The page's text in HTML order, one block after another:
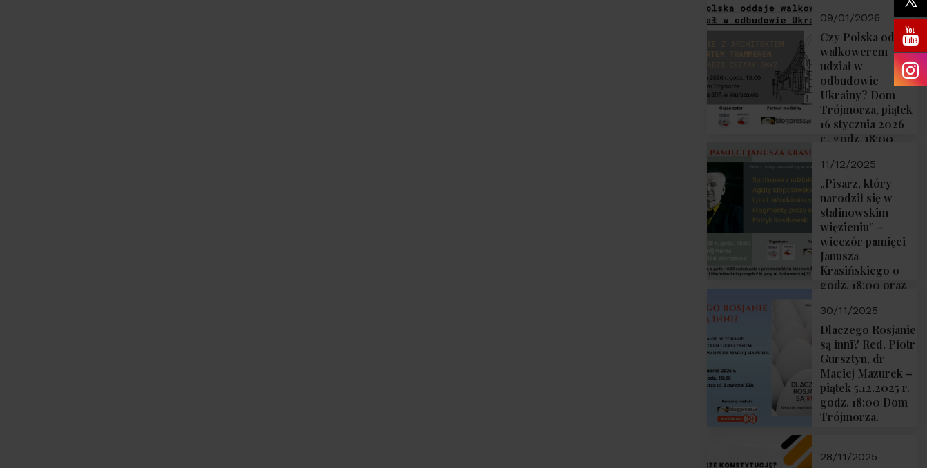
Zapraszamy!
09/01/2026
Czy Polska oddaje
walkowerem
udział w
odbudowie
Ukrainy? Dom
Trójmorza, piątek
16 stycznia 2026
r., godz. 18:00.
11/12/2025
„Pisarz, który
narodził się w
stalinowskim
więzieniu” –
wieczór pamięci
Janusza
Krasińskiego o
godz. 18:00 oraz
Muzeum
Żołnierzy
Wyklętych i
Więźniów
Politycznych PRL
o godz. 16:00 – 19
grudnia 2025 r.
30/11/2025
Dlaczego Rosjanie
są inni? Red. Piotr
Gursztyn, dr
Maciej Mazurek –
piątek 5.12.2025 r.
godz. 18:00 Dom
Trójmorza.
28/11/2025